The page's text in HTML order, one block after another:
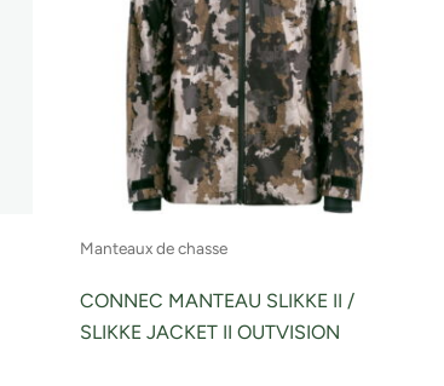
Manteaux de chasse
CONNEC MANTEAU SLIKKE II /
SLIKKE JACKET II OUTVISION
options
peuvent
être
choisies
sur
la
page